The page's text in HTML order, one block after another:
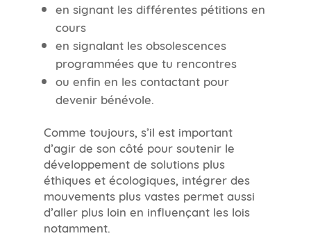
en signant les différentes pétitions en
cours
en signalant les obsolescences
programmées que tu rencontres
ou enfin en les contactant pour
devenir bénévole.
Comme toujours, s’il est important
d’agir de son côté pour soutenir le
développement de solutions plus
éthiques et écologiques, intégrer des
mouvements plus vastes permet aussi
d’aller plus loin en influençant les lois
notamment.